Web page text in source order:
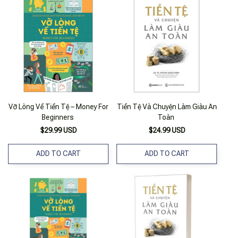
Vỡ Lòng Về Tiền Tệ – Money For
Beginners
$29.99 USD
ADD TO CART
Tiền Tệ Và Chuyện Làm Giàu An
Toàn
$24.99 USD
ADD TO CART